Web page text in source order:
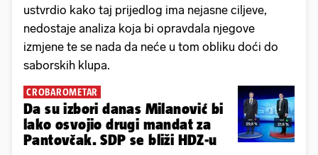
ustvrdio kako taj prijedlog ima nejasne ciljeve,
nedostaje analiza koja bi opravdala njegove
izmjene te se nada da neće u tom obliku doći do
saborskih klupa.
CROBAROMETAR
Da su izbori danas Milanović bi
lako osvojio drugi mandat za
Pantovčak. SDP se bliži HDZ-u